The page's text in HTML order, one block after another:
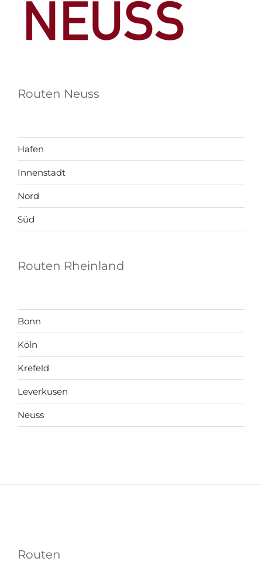
Routen Neuss
Hafen
Innenstadt
Nord
Süd
Routen Rheinland
Bonn
Köln
Krefeld
Leverkusen
Neuss
Routen